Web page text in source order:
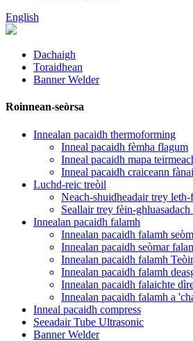
English
Dachaigh
Toraidhean
Banner Welder
Roinnean-seòrsa
Innealan pacaidh thermoforming
Inneal pacaidh fèmha flagum
Inneal pacaidh mapa
Inneal pacaidh craiceann
Luchd-reic treòil
Neach-shuidheadair trey leth-
Seallair trey fèin-ghluasadach
Innealan pacaidh falamh
Innealan pacaidh falamh
Innealan pacaidh seòmar
Innealan pacaidh falamh
Innealan pacaidh falamh
Innealan pacaidh falaichte
Innealan pacaidh falamh a
Inneal pacaidh compress
Seeadair Tube Ultrasonic
Banner Welder